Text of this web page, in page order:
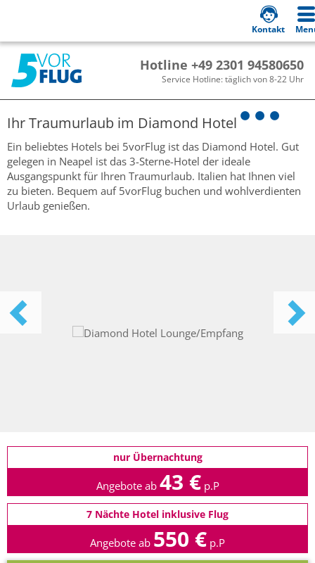
Hotline +49 2301 94580650
Service Hotline: täglich von 8-22 Uhr
Kontakt
Ihr Traumurlaub im Diamond Hotel
Ein beliebtes Hotels bei 5vorFlug ist das Diamond Hotel. Gut
gelegen in Neapel ist das 3-Sterne-Hotel der ideale
Ausgangspunkt für Ihren Traumurlaub. Italien hat Ihnen viel
zu bieten. Bequem auf 5vorFlug buchen und wohlverdienten
Urlaub genießen.
nur Übernachtung
Angebote ab 43 € p.P
7 Nächte Hotel inklusive Flug
Angebote ab 550 € p.P